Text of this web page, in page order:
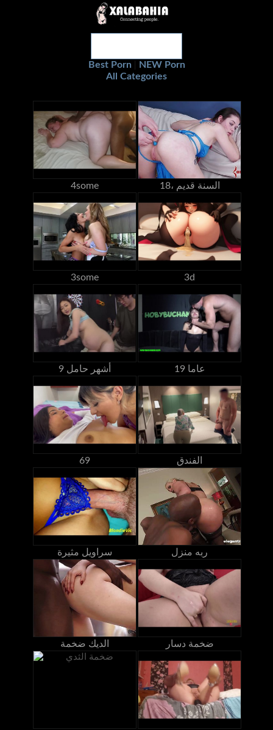
Best Porn
NEW Porn
All Categories
4some 18، السنة قديم
3some 3d
9 أشهر حامل 19 عاما
69 الفندق
سراويل مثيرة ربه منزل
الديك ضخمة ضخمة دسار